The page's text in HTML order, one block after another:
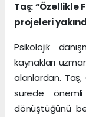
Taş: “Özellikle
projeleri
Psikolojik
kaynakları
alanlardan. Taş,
sürede
dönüştüğünü